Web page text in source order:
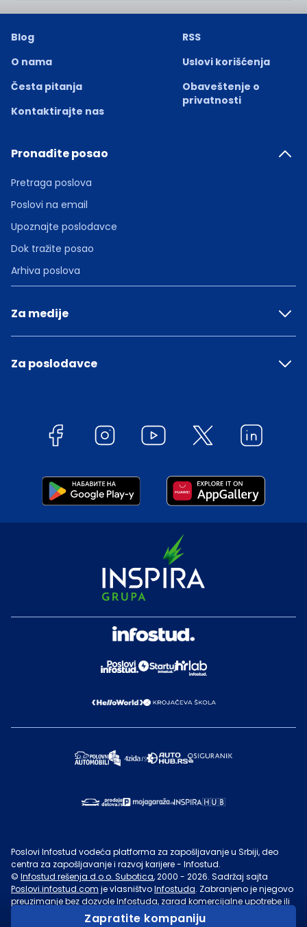
Zapratite kompaniju
Blog
O nama
Česta pitanja
Kontaktirajte nas
RSS
Uslovi korišćenja
Obaveštenje o
privatnosti
Pronađite posao
Pretraga poslova
Poslovi na email
Upoznajte poslodavce
Dok tražite posao
Arhiva poslova
Za medije
Za poslodavce
Poslovi Infostud vodeća platforma za zapošljavanje u Srbiji, deo
centra za zapošljavanje i razvoj karijere - Infostud.
© Infostud rešenja d.o.o. Subotica, 2000 - 2026. Sadržaj sajta
Poslovi.infostud.com je vlasništvoInfostuda. Zabranjeno je njegovo
preuzimanje bez dozvoleInfostuda, zarad komercijalne upotrebe ili
u druge svrhe, osim za lične potrebe posetilaca sajta.